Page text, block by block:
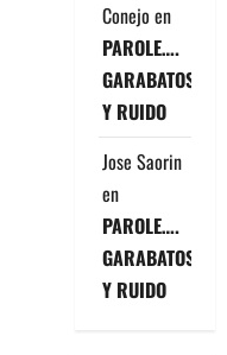
Conejo en
PAROLE….
GARABATOS
Y RUIDO
Jose Saorin
en
PAROLE….
GARABATOS
Y RUIDO